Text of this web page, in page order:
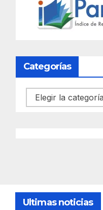
Categorías
Categorías
Ultimas noticias